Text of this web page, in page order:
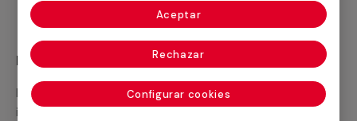
Recuerda que en MULTIMAP
Podemos ofrecer cualquier servicio a medida
incluyendo todo lo que necesites: materiales,
Configurar cookies
Rechazar
Aceptar